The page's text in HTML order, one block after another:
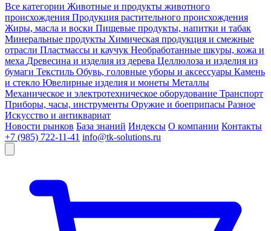
Все категории Животные и продукты животного
происхождения Продукция растительного происхождения
Жиры, масла и воски Пищевые продукты, напитки и табак
Минеральные продукты Химическая продукция и смежные
отрасли Пластмассы и каучук Необработанные шкуры, кожа и
меха Древесина и изделия из дерева Целлюлоза и изделия из
бумаги Текстиль Обувь, головные уборы и аксессуары Камень
и стекло Ювелирные изделия и монеты Металлы
Механическое и электротехническое оборудование Транспорт
Приборы, часы, инструменты Оружие и боеприпасы Разное
Искусство и антиквариат
Новости рынков База знаний Индексы О компании Контакты
+7 (985) 722-11-41 info@tk-solutions.ru